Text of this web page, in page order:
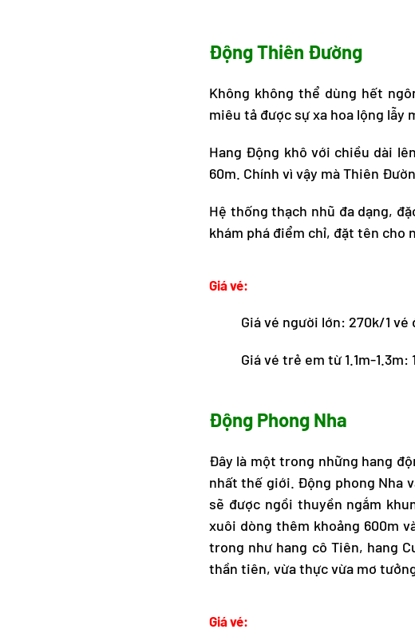
Động Thiên Đường
Không không thể dùng hết
miêu tả được sự xa hoa lộng lẫy
Hang Động khô với chiều dài
60m. Chính vì vậy mà Thiên
Hệ thống thạch nhũ đa dạng,
khám phá điểm chỉ, đặt tên cho
Giá vé:
Giá vé người lớn: 270k/1
Giá vé trẻ em từ 1.1m-
Động Phong Nha
Đây là một trong những hang
nhất thế giới. Động phong Nha
sẽ được ngồi thuyền ngắm
xuôi dòng thêm khoảng 600m
trong như hang cô Tiên, hang
thần tiên, vừa thực vừa mơ
Giá vé: